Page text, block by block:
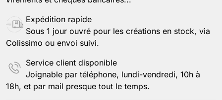
Expédition rapide
Sous 1 jour ouvré pour les créations en stock, via
Colissimo ou envoi suivi.
Service client disponible
Joignable par téléphone, lundi-vendredi, 10h à
18h, et par mail presque tout le temps.